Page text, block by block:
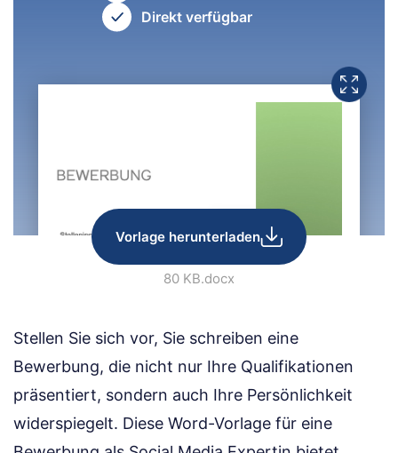
Direkt verfügbar
Vorlage herunterladen
80 KB.docx
Stellen Sie sich vor, Sie schreiben eine
Bewerbung, die nicht nur Ihre Qualifikationen
präsentiert, sondern auch Ihre Persönlichkeit
widerspiegelt. Diese Word-Vorlage für eine